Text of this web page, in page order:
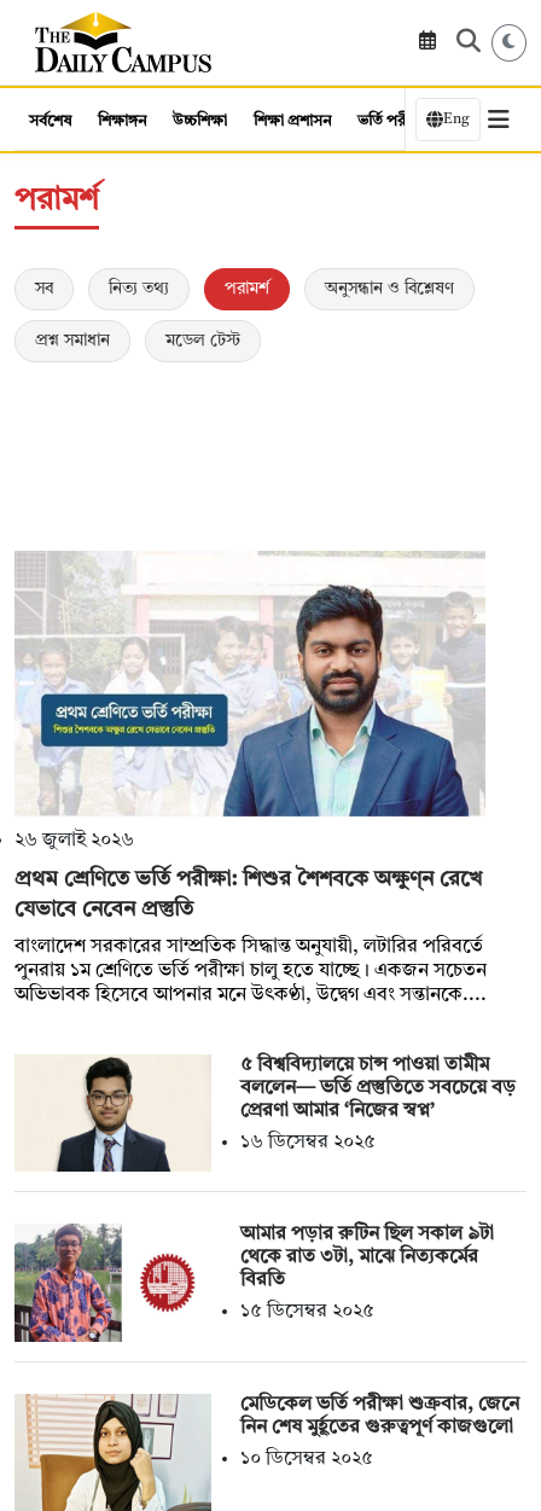
সর্বশেষ শিক্ষাঙ্গন উচ্চশিক্ষা শিক্ষা প্রশাসন ভর্তি পরীক্ষা কর্মসংস্থান
Eng
পরামর্শ
সব নিত্য তথ্য পরামর্শ ⁠অনুসন্ধান ও বিশ্লেষণ
প্রশ্ন সমাধান মডেল টেস্ট
২৬ জুলাই ২০২৬
প্রথম শ্রেণিতে ভর্তি পরীক্ষা: শিশুর শৈশবকে অক্ষুণ্ন রেখে
যেভাবে নেবেন প্রস্তুতি
বাংলাদেশ সরকারের সাম্প্রতিক সিদ্ধান্ত অনুযায়ী, লটারির পরিবর্তে
পুনরায় ১ম শ্রেণিতে ভর্তি পরীক্ষা চালু হতে যাচ্ছে। একজন সচেতন
অভিভাবক হিসেবে আপনার মনে উৎকণ্ঠা, উদ্বেগ এবং সন্তানকে....
৫ বিশ্ববিদ্যালয়ে চান্স পাওয়া তামীম
বললেন— ভর্তি প্রস্তুতিতে সবচেয়ে বড়
প্রেরণা আমার ‘নিজের স্বপ্ন’
১৬ ডিসেম্বর ২০২৫
আমার পড়ার রুটিন ছিল সকাল ৯টা
থেকে রাত ৩টা, মাঝে নিত্যকর্মের
বিরতি
১৫ ডিসেম্বর ২০২৫
মেডিকেল ভর্তি পরীক্ষা শুক্রবার, জেনে
নিন শেষ মুর্হূতের গুরুত্বপূর্ণ কাজগুলো
১০ ডিসেম্বর ২০২৫